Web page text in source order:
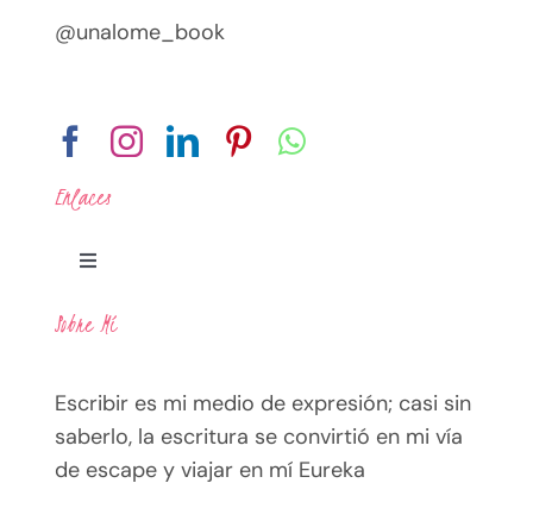
@unalome_book
Enlaces
Toggle
Legal
Política de Privacidad
Términos
Sobre Mí
Escribir es mi medio de expresión; casi sin
saberlo, la escritura se convirtió en mi vía
de escape y viajar en mí Eureka